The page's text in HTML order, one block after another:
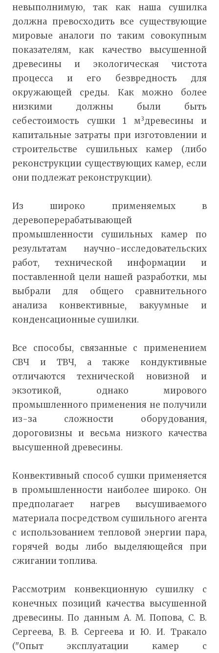
невыполнимую, так как наша сушилка
должна превосходить все существующие
мировые аналоги по таким совокупным
показателям, как качество высушенной
древесины и экологическая чистота
процесса и его безвредность для
окружающей среды. Как можно более
низкими должны были быть
себестоимость сушки 1 м3древесины и
капитальные затраты при изготовлении и
строительстве сушильных камер (либо
реконструкции существующих камер, если
они подлежат реконструкции).
Из широко применяемых в
деревоперерабатывающей
промышленности сушильных камер по
результатам научно-исследовательских
работ, технической информации и
поставленной цели нашей разработки, мы
выбрали для общего сравнительного
анализа конвективные, вакуумные и
конденсационные сушилки.
Все способы, связанные с применением
СВЧ и ТВЧ, а также кондуктивные
отличаются технической новизной и
экзотикой, однако мирового
промышленного применения не получили
из-за сложности оборудования,
дороговизны и весьма низкого качества
высушенной древесины.
Конвективный способ сушки применяется
в промышленности наиболее широко. Он
предполагает нагрев высушиваемого
материала посредством сушильного агента
с использованием тепловой энергии пара,
горячей воды либо выделяющейся при
сжигании топлива.
Рассмотрим конвекционную сушилку с
конечных позиций качества высушенной
древесины. По данным А. М. Попова, С. В.
Сергеева, В. В. Сергеева и Ю. И. Тракало
("Опыт эксплуатации камер с